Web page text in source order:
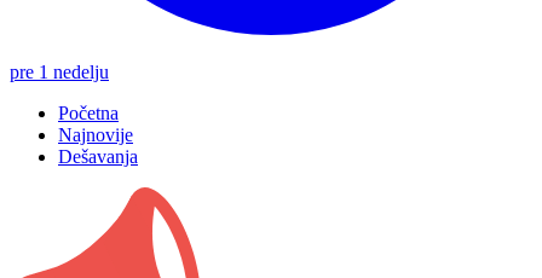
pre 1 nedelju
Početna
Najnovije
Dešavanja